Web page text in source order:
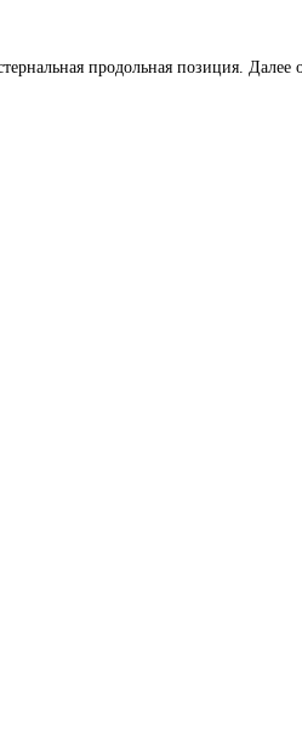
продольная позиция. Далее